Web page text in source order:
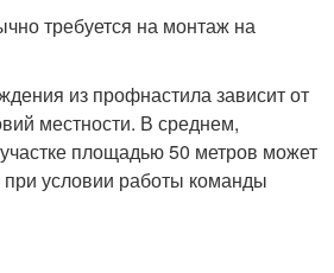
требуется на монтаж на
из профнастила зависит от
местности. В среднем,
площадью 50 метров может
при условии работы команды